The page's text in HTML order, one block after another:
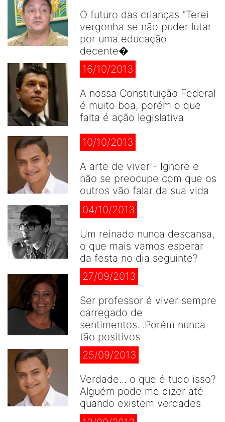
O futuro das crianças "Terei
vergonha se não puder lutar
por uma educação
decente�
16/10/2013
A nossa Constituição Federal
é muito boa, porém o que
falta é ação legislativa
10/10/2013
A arte de viver - Ignore e
não se preocupe com que os
outros vão falar da sua vida
04/10/2013
Um reinado nunca descansa,
o que mais vamos esperar
da festa no dia seguinte?
27/09/2013
Ser professor é viver sempre
carregado de
sentimentos...Porém nunca
tão positivos
25/09/2013
Verdade... o que é tudo isso?
Alguém pode me dizer até
quando existem verdades